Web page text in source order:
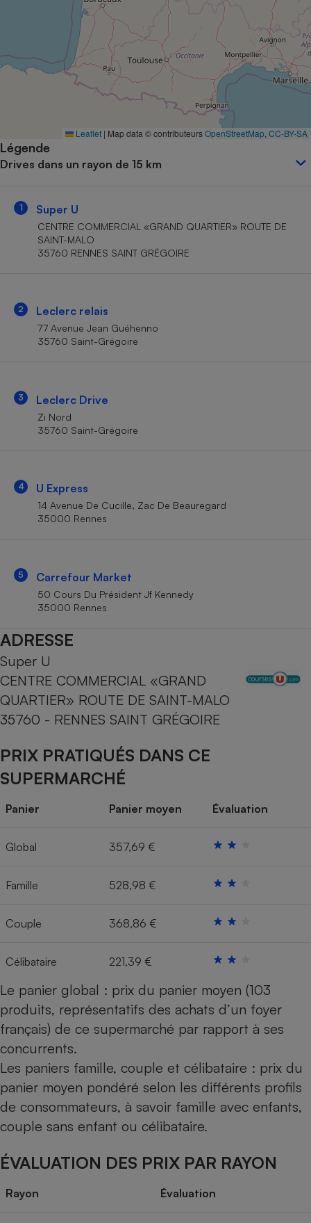
Leaflet | Map data © contributeursOpenStreetMap CC-BY-SA
Légende
Drives dans un rayon de 15 km
1 Super U
CENTRE COMMERCIAL «GRAND QUARTIER» ROUTE DE
SAINT-MALO
35760 RENNES SAINT GRÉGOIRE
2 Leclerc relais
77 Avenue Jean Guéhenno
35760 Saint-Grégoire
3 Leclerc Drive
Zi Nord
35760 Saint-Grégoire
4 U Express
14 Avenue De Cucille, Zac De Beauregard
35000 Rennes
5 Carrefour Market
50 Cours Du Président Jf Kennedy
35000 Rennes
ADRESSE
Super U
CENTRE COMMERCIAL «GRAND
QUARTIER» ROUTE DE SAINT-MALO
35760 - RENNES SAINT GRÉGOIRE
PRIX PRATIQUÉS DANS CE
SUPERMARCHÉ
Panier Panier moyen Évaluation
Global 357,69 €
Famille 528,98 €
Couple 368,86 €
Célibataire 221,39 €
Le panier global : prix du panier moyen (103
produits, représentatifs des achats d’un foyer
français) de ce supermarché par rapport à ses
concurrents.
Les paniers famille, couple et célibataire : prix du
panier moyen pondéré selon les différents profils
de consommateurs, à savoir famille avec enfants,
couple sans enfant ou célibataire.
ÉVALUATION DES PRIX PAR RAYON
Rayon Évaluation
Complément
alimentaire
Assurance emprunteur
Banque
Petit électroménager -
Ventilateur
Matelas
Mutuelle